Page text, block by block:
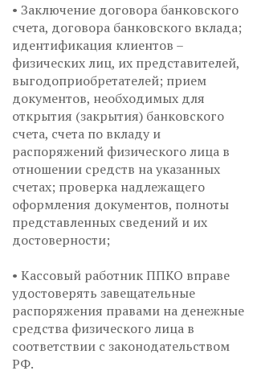
• Заключение договора банковского
счета, договора банковского вклада;
идентификация клиентов –
физических лиц, их представителей,
выгодоприобретателей; прием
документов, необходимых для
открытия (закрытия) банковского
счета, счета по вкладу и
распоряжений физического лица в
отношении средств на указанных
счетах; проверка надлежащего
оформления документов, полноты
представленных сведений и их
достоверности;
• Кассовый работник ППКО вправе
удостоверять завещательные
распоряжения правами на денежные
средства физического лица в
соответствии с законодательством
РФ.